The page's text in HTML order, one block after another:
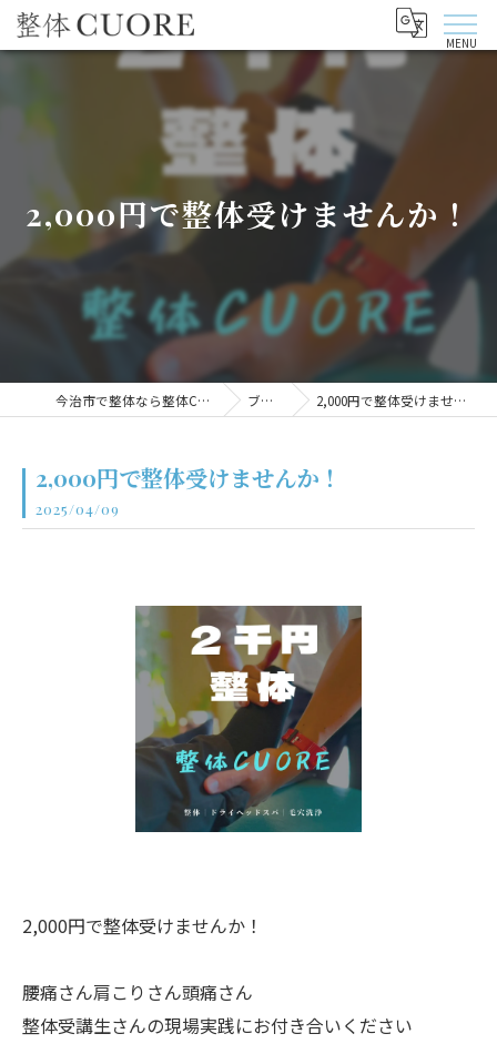
2,000円で整体受けませんか！
今治市で整体なら整体CUORE ブログ 2,000円で整体受けませんか！
2,000円で整体受けませんか！
2025/04/09
2,000円で整体受けませんか！
腰痛さん肩こりさん頭痛さん
整体受講生さんの現場実践にお付き合いください